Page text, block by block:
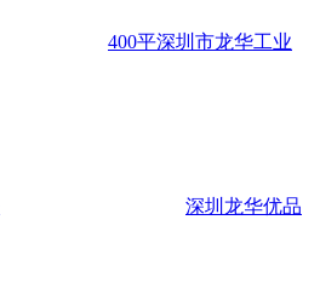
400平深圳市龙华工业
深圳龙华优品